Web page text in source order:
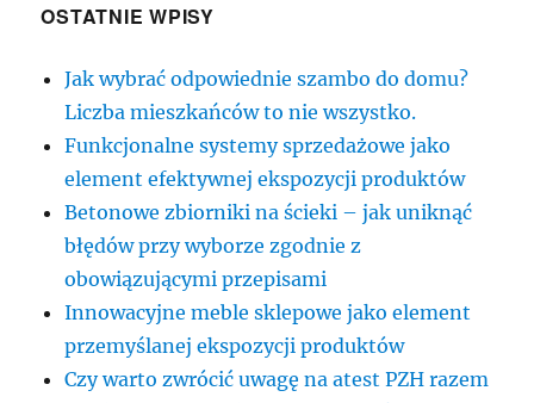
OSTATNIE WPISY
Jak wybrać odpowiednie szambo do domu?
Liczba mieszkańców to nie wszystko.
Funkcjonalne systemy sprzedażowe jako
element efektywnej ekspozycji produktów
Betonowe zbiorniki na ścieki – jak uniknąć
błędów przy wyborze zgodnie z
obowiązującymi przepisami
Innowacyjne meble sklepowe jako element
przemyślanej ekspozycji produktów
Czy warto zwrócić uwagę na atest PZH razem